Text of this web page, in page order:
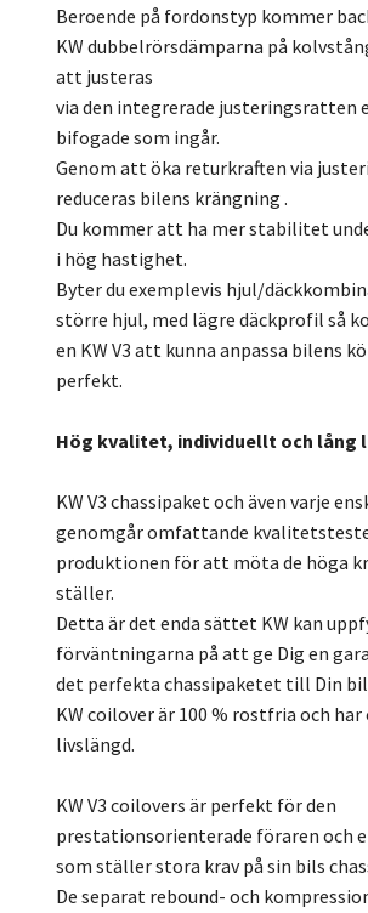
Beroende på fordonstyp kommer
KW dubbelrörsdämparna på
att justeras
via den integrerade justeringsratten
bifogade som ingår.
Genom att öka returkraften via
reduceras bilens krängning .
Du kommer att ha mer stabilitet
i hög hastighet.
Byter du exemplevis hjul/
större hjul, med lägre däckprofil så
en KW V3 att kunna anpassa bilens
perfekt.
Hög kvalitet, individuellt och lång
KW V3 chassipaket och även varje
genomgår omfattande
produktionen för att möta de höga
ställer.
Detta är det enda sättet KW kan
förväntningarna på att ge Dig en
det perfekta chassipaketet till Din
KW coilover är 100 % rostfria och har
livslängd.
KW V3 coilovers är perfekt för den
prestationsorienterade föraren och
som ställer stora krav på sin bils
De separat rebound- och